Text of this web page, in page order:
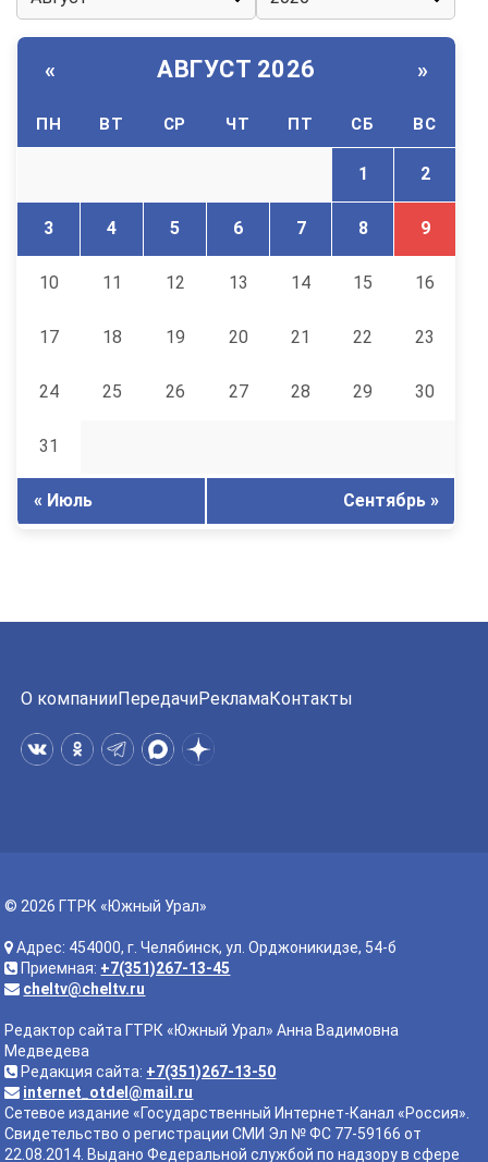
« АВГУСТ 2026 »
ПН ВТ СР ЧТ ПТ СБ ВС
1 2
3 4 5 6 7 8 9
10 11 12 13 14 15 16
17 18 19 20 21 22 23
24 25 26 27 28 29 30
31
« Июль Сентябрь »
О компанииПередачиРекламаКонтакты
© 2026 ГТРК «Южный Урал»
Адрес: 454000, г. Челябинск, ул. Орджоникидзе, 54-б
Приемная: +7(351)267-13-45
cheltv@cheltv.ru
Редактор сайта ГТРК «Южный Урал» Анна Вадимовна
Медведева
Редакция сайта: +7(351)267-13-50
internet_otdel@mail.ru
Сетевое издание «Государственный Интернет-Канал «Россия».
Свидетельство о регистрации СМИ Эл № ФС 77-59166 от
22.08.2014. Выдано Федеральной службой по надзору в сфере